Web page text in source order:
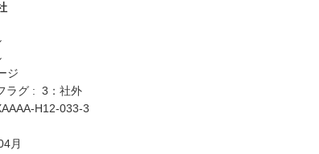
ジ
ラグ : 3：社外
H12-033-3
月